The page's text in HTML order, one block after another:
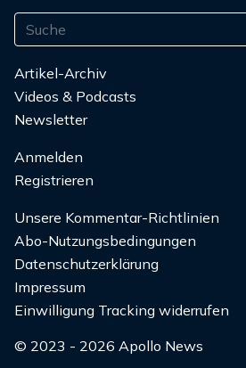
Artikel-Archiv
Videos & Podcasts
Newsletter
Anmelden
Registrieren
Unsere Kommentar-Richtlinien
Abo-Nutzungsbedingungen
Datenschutzerklärung
Impressum
Einwilligung Tracking widerrufen
© 2023 - 2026 Apollo News